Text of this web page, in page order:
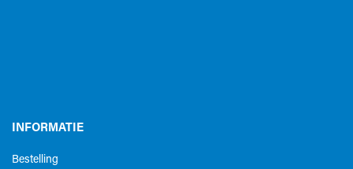
INFORMATIE
Bestelling